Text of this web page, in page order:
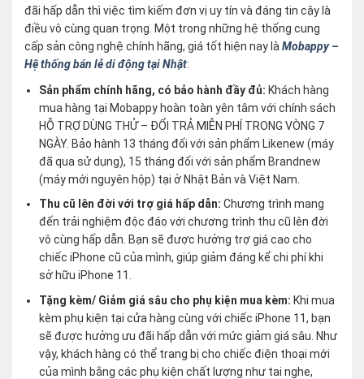
đãi hấp dẫn thì việc tìm kiếm đơn vị uy tín và đáng tin cậy là
điều vô cùng quan trọng. Một trong những hệ thống cung
cấp sản công nghệ chính hãng, giá tốt hiện nay là Mobappy –
Hệ thống bán lẻ di động tại Nhật:
Sản phẩm chính hãng, có bảo hành đầy đủ: Khách hàng
mua hàng tại Mobappy hoàn toàn yên tâm với chính sách
HỖ TRỢ DÙNG THỬ – ĐỔI TRẢ MIỄN PHÍ TRONG VÒNG 7
NGÀY. Bảo hành 13 tháng đối với sản phẩm Likenew (máy
đã qua sử dụng), 15 tháng đối với sản phẩm Brandnew
(máy mới nguyên hộp) tại ở Nhật Bản và Việt Nam.
Thu cũ lên đời với trợ giá hấp dẫn:Chương trình mang
đến trải nghiệm độc đáo với chương trình thu cũ lên đời
vô cùng hấp dẫn. Bạn sẽ được hưởng trợ giá cao cho
chiếc iPhone cũ của mình, giúp giảm đáng kể chi phí khi
sở hữu iPhone 11.
Tặng kèm/ Giảm giá sâu cho phụ kiện mua kèm: Khi mua
kèm phụ kiện tại cửa hàng cùng với chiếc iPhone 11, bạn
sẽ được hưởng ưu đãi hấp dẫn với mức giảm giá sâu. Như
vậy, khách hàng có thể trang bị cho chiếc điện thoại mới
của mình bằng các phụ kiện chất lượng như tai nghe,